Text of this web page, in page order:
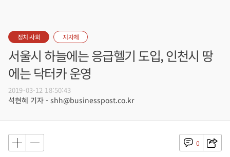
정치·사회 지자체
서울시 하늘에는 응급헬기 도입, 인천시 땅
에는 닥터카 운영
2019-03-12 18:50:43
석현혜 기자 - shh@businesspost.co.kr
0